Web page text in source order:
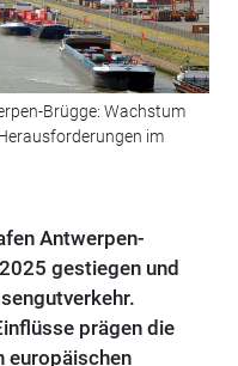
Brügge: Wachstum
im
Antwerpen-
gestiegen und
prägen die
europäischen